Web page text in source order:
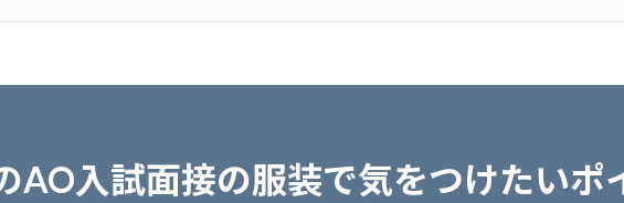
AO入試面接の服装で気をつけたいポ